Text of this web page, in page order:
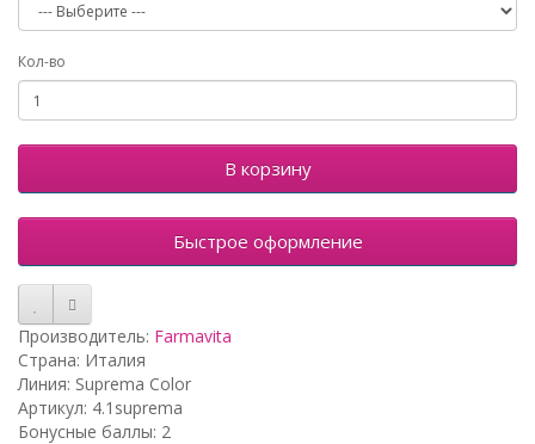
Кол-во
В корзину
Быстрое оформление
Производитель: Farmavita
Страна: Италия
Линия: Suprema Color
Артикул: 4.1suprema
Бонусные баллы: 2